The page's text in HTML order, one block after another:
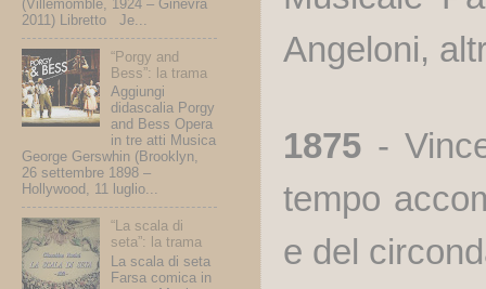
Angeloni,
1875 -
tempo
e del
(Villemomble, 1924 – Ginevra
2011) Libretto Je...
“Porgy and
Bess”: la trama
Aggiungi
didascalia Porgy
and Bess Opera
in tre atti Musica
George Gerswhin (Brooklyn,
26 settembre 1898 –
Hollywood, 11 luglio...
“La scala di
seta”: la trama
La scala di seta
Farsa comica in